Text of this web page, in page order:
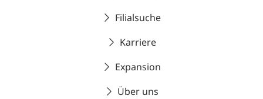
Filialsuche
Karriere
Expansion
Über uns